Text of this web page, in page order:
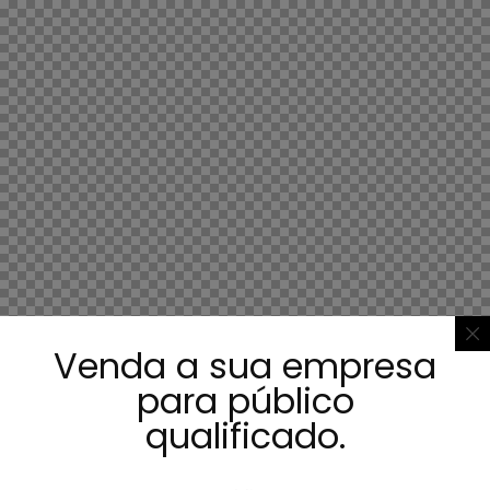
Venda a sua empresa
para público
qualificado.